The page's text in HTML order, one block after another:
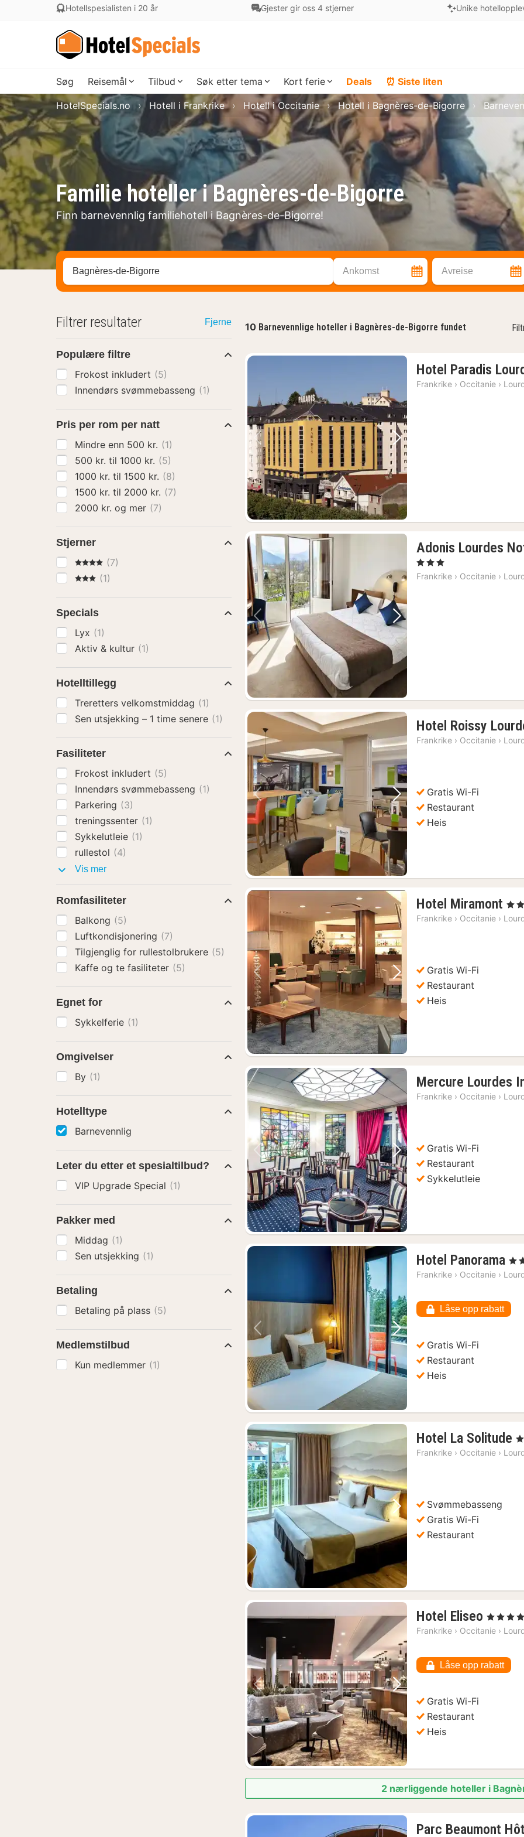
Hotellspesialisten i 20 år Gjester gir oss 4 stjerner Unike
Søg Reisemål Tilbud Søk etter tema Kort ferie Deals ⏰ Siste liten
Familie hoteller i Bagnères-de-Bigorre
Finn barnevennlig familiehotell i Bagnères-de-Bigorre!
HotelSpecials.no Hotell i Frankrike Hotell i Occitanie Hotell i Bagnères-de-Bigorre
Søk hotell, region eller by Ankomst Avreise
10 Barnevennlige hoteller i Bagnères-de-Bigorre fundet
Forrige bilde Neste bilde
Hotel Paradis
Frankrike › Occitanie ›
Forrige bilde Neste bilde
Adonis Lourdes
, 3 Stjerner
Frankrike › Occitanie ›
Forrige bilde Neste bilde
Hotel Roissy
Frankrike › Occitanie ›
Gratis Wi-Fi
Restaurant
Heis
Forrige bilde Neste bilde
Hotel Miramont 1
, 4
Frankrike › Occitanie ›
Gratis Wi-Fi
Restaurant
Heis
Forrige bilde Neste bilde
Mercure Lourdes
Frankrike › Occitanie ›
Gratis Wi-Fi
Restaurant
Sykkelutleie
Forrige bilde Neste bilde
Hotel Panorama 1
kr.
, 4
Frankrike › Occitanie ›
Låse opp rabatt
Gratis Wi-Fi
Restaurant
Heis
Forrige bilde Neste bilde
Hotel La Solitude 1
,
Frankrike › Occitanie ›
Svømmebasseng
Gratis Wi-Fi
Restaurant
Forrige bilde Neste bilde
Hotel Eliseo 1
natt
1073
kr.
, 4 Stjerner
Frankrike › Occitanie ›
Låse opp rabatt
Gratis Wi-Fi
Restaurant
Heis
2 nærliggende hoteller i
Parc Beaumont
Filtrer resultater Fjerne
Populære filtre
Frokost inkludert (5)
Innendørs svømmebasseng (1)
Pris per rom per natt
Mindre enn 500 kr. (1)
500 kr. til 1000 kr. (5)
1000 kr. til 1500 kr. (8)
1500 kr. til 2000 kr. (7)
2000 kr. og mer (7)
Stjerner
4 Stjerner
(7)
3 Stjerner
(1)
Specials
Lyx (1)
Aktiv & kultur (1)
Hotelltillegg
Treretters velkomstmiddag (1)
Sen utsjekking – 1 time senere (1)
Fasiliteter
Frokost inkludert (5)
Innendørs svømmebasseng (1)
Parkering (3)
treningssenter (1)
Sykkelutleie (1)
rullestol (4)
Vis merFasiliteter
Romfasiliteter
Balkong (5)
Luftkondisjonering (7)
Tilgjenglig for rullestolbrukere (5)
Kaffe og te fasiliteter (5)
Egnet for
Sykkelferie (1)
Omgivelser
By (1)
Hotelltype
Barnevennlig
Leter du etter et spesialtilbud?
VIP Upgrade Special (1)
Pakker med
Middag (1)
Sen utsjekking (1)
Betaling
Betaling på plass (5)
Medlemstilbud
Kun medlemmer (1)